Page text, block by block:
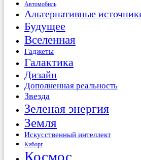
Автомобиль
Альтернативные
Будущее
Вселенная
Гаджеты
Галактика
Дизайн
Дополненная реальность
Звезда
Зеленая энергия
Земля
Искусственный интеллект
Киборг
Космос